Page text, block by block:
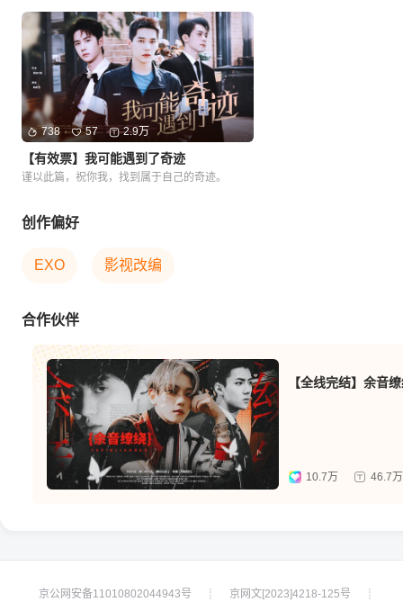
738 57 2.9万
【有效票】我可能遇到了奇迹
谨以此篇，祝你我，找到属于自己的奇迹。
创作偏好
EXO 影视改编
合作伙伴
【全线完结】余音
10.7万 46.7万
京公网安备11010802044943号 ┊ 京网文[2023]4218-125号
┊